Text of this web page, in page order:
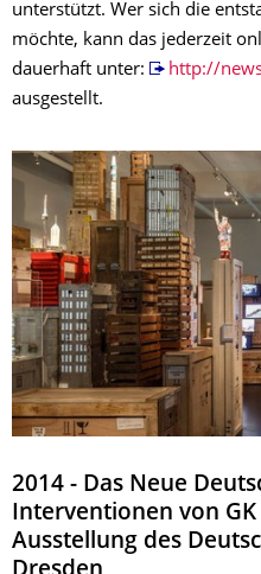
unterstützt. Wer sich die
möchte, kann das jederzeit
dauerhaft unter:
http://
ausgestellt.
2014 - Das Neue
Interventionen von
Ausstellung des